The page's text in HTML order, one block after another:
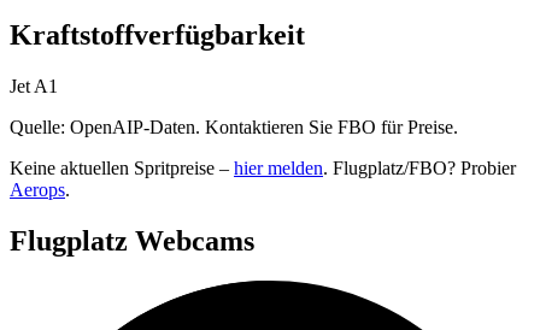
Kraftstoffverfügbarkeit
Jet A1
Quelle: OpenAIP-Daten. Kontaktieren Sie FBO für Preise.
Keine aktuellen Spritpreise – hier melden. Flugplatz/FBO? Probier
Aerops.
Flugplatz Webcams